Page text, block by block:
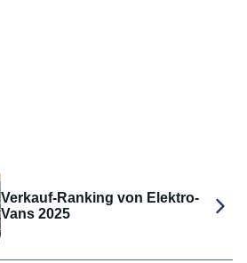
Verkauf-Ranking von Elektro-
Vans 2025